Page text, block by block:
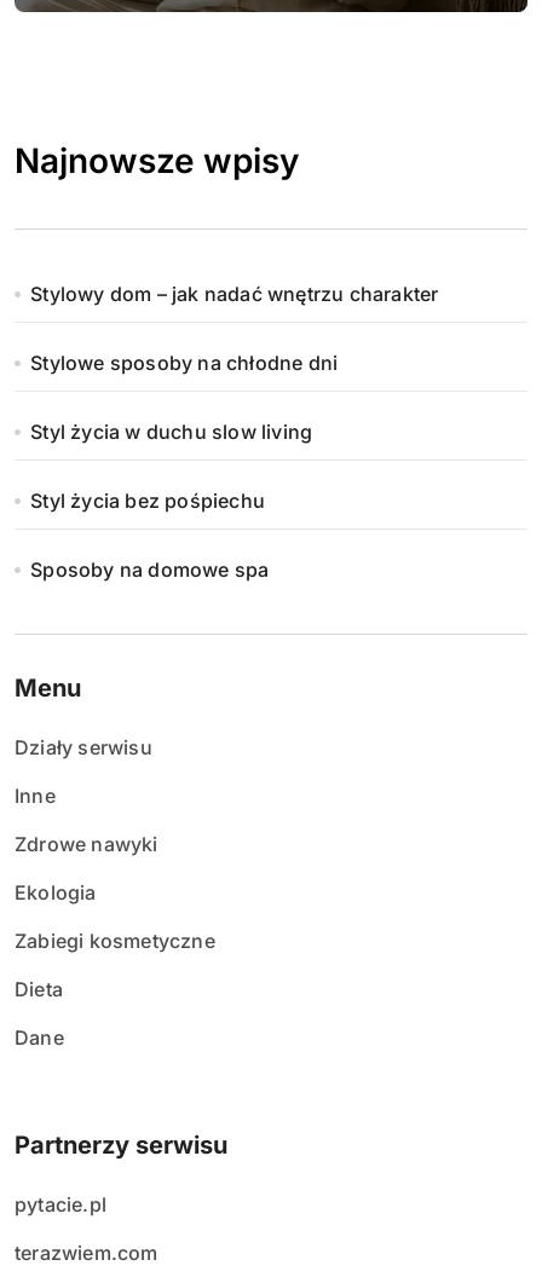
Najnowsze wpisy
Stylowy dom – jak nadać wnętrzu charakter
Stylowe sposoby na chłodne dni
Styl życia w duchu slow living
Styl życia bez pośpiechu
Sposoby na domowe spa
Menu
Działy serwisu
Inne
Zdrowe nawyki
Ekologia
Zabiegi kosmetyczne
Dieta
Dane
Partnerzy serwisu
pytacie.pl
terazwiem.com